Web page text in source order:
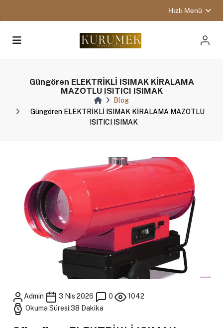
Hızlı Menü
Güngören ELEKTRİKLİ ISIMAK KİRALAMA
MAZOTLU ISITICI ISIMAK
Blog
Güngören ELEKTRİKLİ ISIMAK KİRALAMA MAZOTLU
ISITICI ISIMAK
Admin 3 Nis 2026 0
1042
Okuma Süresi:38 Dakika